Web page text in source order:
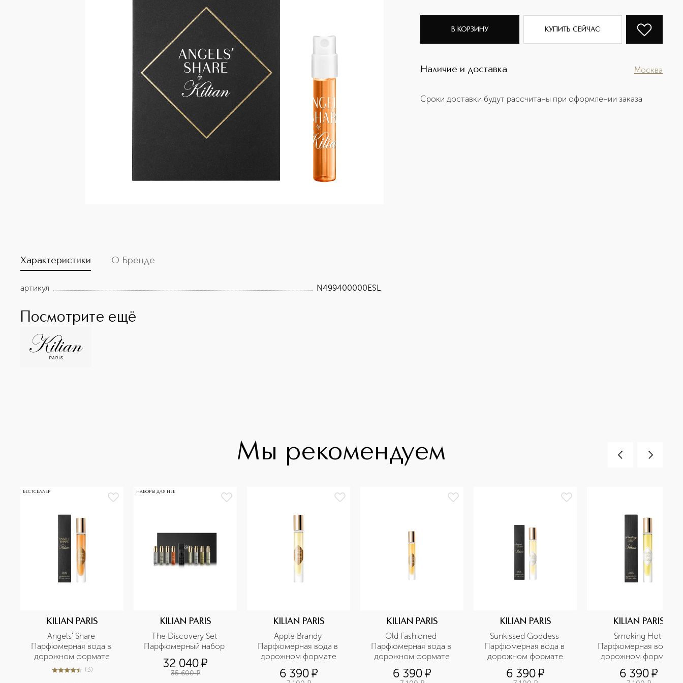
В КОРЗИНУ КУПИТЬ СЕЙЧАС
Наличие и доставка Москва
Сроки доставки будут рассчитаны при оформлении заказа
Характеристики О Бренде
артикул N499400000ESL
Посмотрите ещё
Мы рекомендуем
БЕСТСЕЛЛЕР
KILIAN PARIS
Angels' Share
Парфюмерная вода в
дорожном формате
4.7 из53 (3)
НАБОРЫ ДЛЯ НЕЕ
KILIAN PARIS
The Discovery Set
32 040¤
35 600 ¤
KILIAN PARIS
Apple Brandy
Парфюмерная вода в
дорожном формате
6 390¤
KILIAN PARIS
Old Fashioned
Парфюмерная вода в
дорожном формате
6 390¤
KILIAN PARIS
Sunkissed Goddess
Парфюмерная вода в
дорожном формате
6 390¤
KILIAN PARIS
Smoking Hot
Парфюмерная вода в
дорожном формате
6 390¤